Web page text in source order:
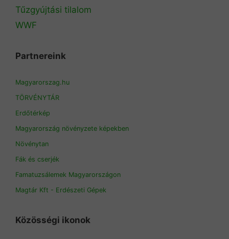
Tűzgyújtási tilalom
WWF
Partnereink
Magyarorszag.hu
TÖRVÉNYTÁR
Erdőtérkép
Magyarország növényzete képekben
Növénytan
Fák és cserjék
Famatuzsálemek Magyarországon
Magtár Kft - Erdészeti Gépek
Közösségi ikonok